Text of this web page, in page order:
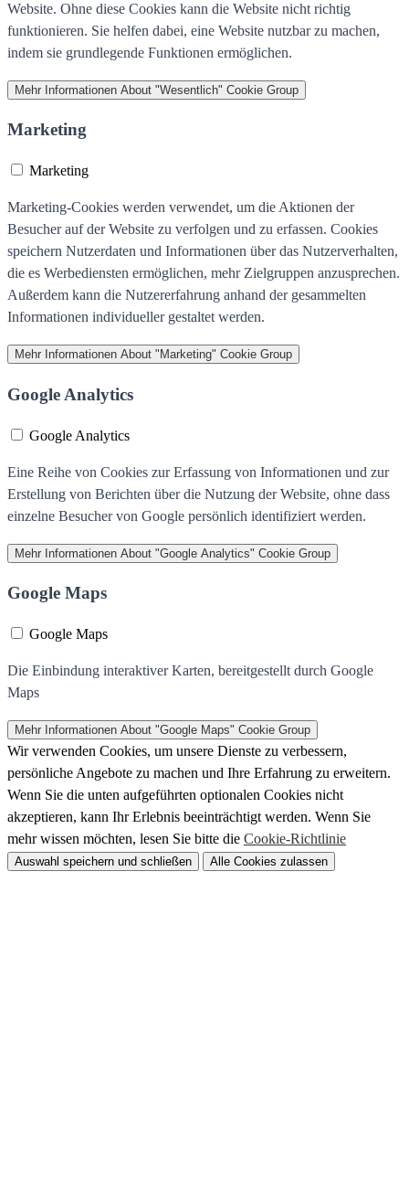
Website. Ohne diese Cookies kann die Website nicht richtig
funktionieren. Sie helfen dabei, eine Website nutzbar zu machen,
indem sie grundlegende Funktionen ermöglichen.
Mehr Informationen About "Wesentlich" Cookie Group
Marketing
Marketing
Marketing-Cookies werden verwendet, um die Aktionen der
Besucher auf der Website zu verfolgen und zu erfassen. Cookies
speichern Nutzerdaten und Informationen über das Nutzerverhalten,
die es Werbediensten ermöglichen, mehr Zielgruppen anzusprechen.
Außerdem kann die Nutzererfahrung anhand der gesammelten
Informationen individueller gestaltet werden.
Mehr Informationen About "Marketing" Cookie Group
Google Analytics
Google Analytics
Eine Reihe von Cookies zur Erfassung von Informationen und zur
Erstellung von Berichten über die Nutzung der Website, ohne dass
einzelne Besucher von Google persönlich identifiziert werden.
Mehr Informationen About "Google Analytics" Cookie Group
Google Maps
Google Maps
Die Einbindung interaktiver Karten, bereitgestellt durch Google
Maps
Mehr Informationen About "Google Maps" Cookie Group
Wir verwenden Cookies, um unsere Dienste zu verbessern,
persönliche Angebote zu machen und Ihre Erfahrung zu erweitern.
Wenn Sie die unten aufgeführten optionalen Cookies nicht
akzeptieren, kann Ihr Erlebnis beeinträchtigt werden. Wenn Sie
mehr wissen möchten, lesen Sie bitte die Cookie-Richtlinie
Auswahl speichern und schließen Alle Cookies zulassen